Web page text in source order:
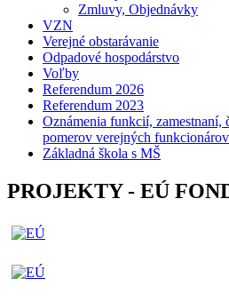
Zmluvy, Objednávky
VZN
Verejné obstarávanie
Odpadové hospodárstvo
Voľby
Referendum 2026
Referendum 2023
Oznámenia funkcií, zamestnaní,
pomerov verejných funkcionárov
Základná škola s MŠ
PROJEKTY - EÚ